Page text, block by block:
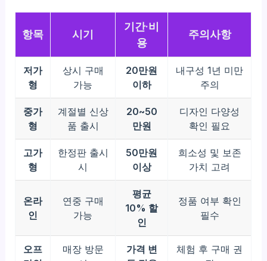
항목 시기
기간·비
용
주의사항
저가
형
상시 구매
가능
20만원
이하
내구성 1년 미만
주의
중가
형
계절별 신상
품 출시
20~50
만원
디자인 다양성
확인 필요
고가
형
한정판 출시
시
50만원
이상
희소성 및 보존
가치 고려
온라
인
연중 구매
가능
평균
10% 할
인
정품 여부 확인
필수
오프
매장 방문
가격 변
체험 후 구매 권